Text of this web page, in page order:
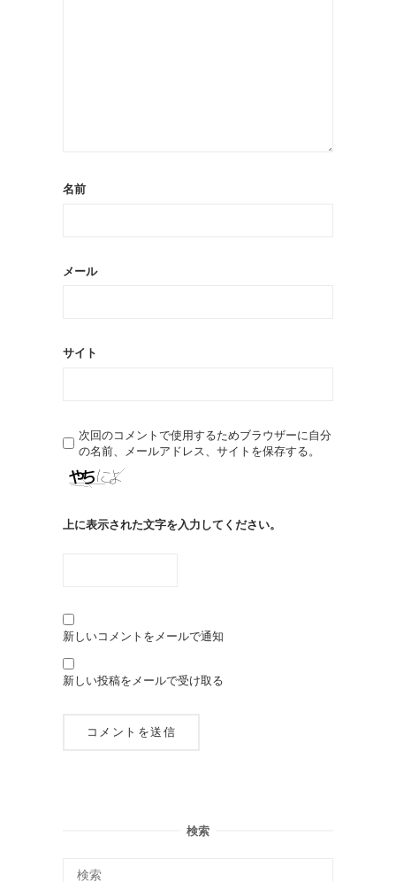
名前
メール
サイト
次回のコメントで使用するためブラウザーに自分
の名前、メールアドレス、サイトを保存する。
上に表示された文字を入力してください。
新しいコメントをメールで通知
新しい投稿をメールで受け取る
検索